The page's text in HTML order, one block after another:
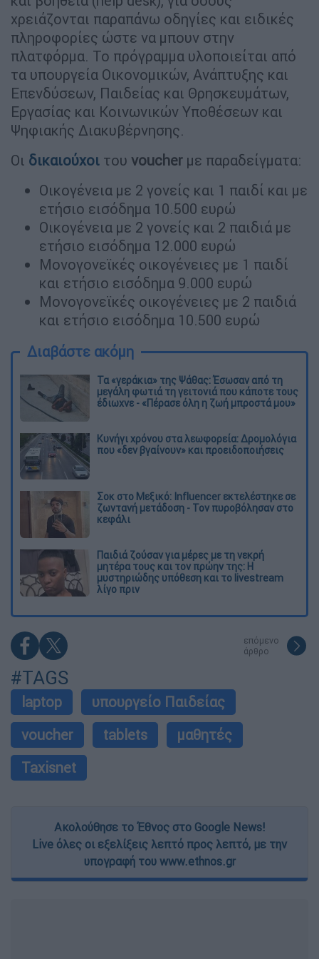
χρειάζονται παραπάνω οδηγίες και ειδικές
πληροφορίες ώστε να μπουν στην
πλατφόρμα. Το πρόγραμμα υλοποιείται από
τα υπουργεία Οικονομικών, Ανάπτυξης και
Επενδύσεων, Παιδείας και Θρησκευμάτων,
Εργασίας και Κοινωνικών Υποθέσεων και
Ψηφιακής Διακυβέρνησης.
Οι δικαιούχοι του voucher με παραδείγματα:
Οικογένεια με 2 γονείς και 1 παιδί και με
ετήσιο εισόδημα 10.500 ευρώ
Οικογένεια με 2 γονείς και 2 παιδιά με
ετήσιο εισόδημα 12.000 ευρώ
Μονογονεϊκές οικογένειες με 1 παιδί
και ετήσιο εισόδημα 9.000 ευρώ
Μονογονεϊκές οικογένειες με 2 παιδιά
και ετήσιο εισόδημα 10.500 ευρώ
Διαβάστε ακόμη
Τα «γεράκια» της Ψάθας: Έσωσαν από τη
μεγάλη φωτιά τη γειτονιά που κάποτε τους
έδιωχνε - «Πέρασε όλη η ζωή μπροστά μου»
Κυνήγι χρόνου στα λεωφορεία: Δρομολόγια
που «δεν βγαίνουν» και προειδοποιήσεις
Σοκ στο Μεξικό: Influencer εκτελέστηκε σε
ζωντανή μετάδοση - Τον πυροβόλησαν στο
κεφάλι
Παιδιά ζούσαν για μέρες με τη νεκρή
μητέρα τους και τον πρώην της: Η
μυστηριώδης υπόθεση και το livestream
λίγο πριν
επόμενο
άρθρο
#TAGS
laptop
υπουργείο Παιδείας
voucher
tablets
μαθητές
Taxisnet
Ακολούθησε το Έθνος στο Google News!
Live όλες οι εξελίξεις λεπτό προς λεπτό, με την
υπογραφή του www.ethnos.gr